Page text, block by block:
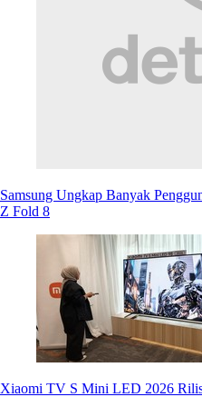
Samsung Ungkap Banyak
Z Fold 8
Xiaomi TV S Mini LED 2026